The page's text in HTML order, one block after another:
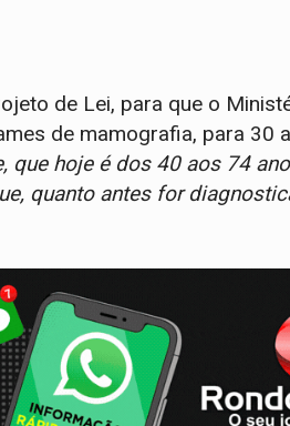
de Lei, para que o
de mamografia, para 30
hoje é dos 40 aos 74
quanto antes for